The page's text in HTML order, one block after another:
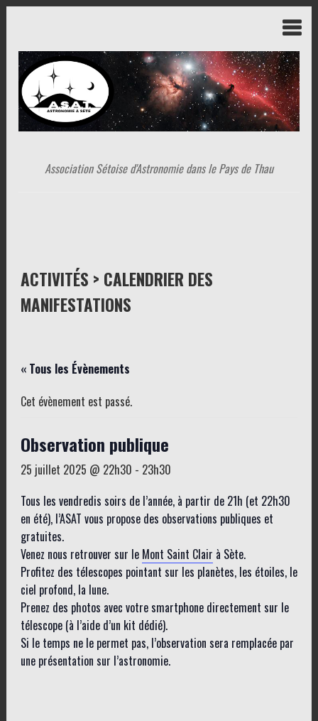
Association Sétoise d'Astronomie dans le Pays de Thau
ACTIVITÉS > CALENDRIER DES
MANIFESTATIONS
« Tous les Évènements
Cet évènement est passé.
Observation publique
25 juillet 2025 @ 22h30 - 23h30
Tous les vendredis soirs de l’année, à partir de 21h (et 22h30
en été), l’ASAT vous propose des observations publiques et
gratuites.
Venez nous retrouver sur le Mont Saint Clair à Sète.
Profitez des télescopes pointant sur les planètes, les étoiles, le
ciel profond, la lune.
Prenez des photos avec votre smartphone directement sur le
télescope (à l’aide d’un kit dédié).
Si le temps ne le permet pas, l’observation sera remplacée par
une présentation sur l’astronomie.